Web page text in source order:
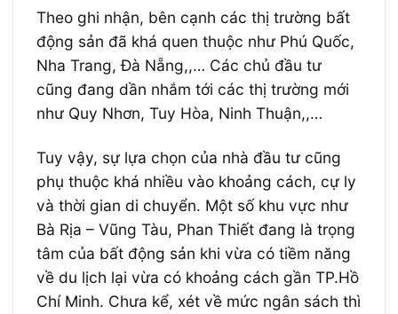
Theo ghi nhận, bên cạnh các thị trường bất
động sản đã khá quen thuộc như Phú Quốc,
Nha Trang, Đà Nẵng,,… Các chủ đầu tư
cũng đang dần nhắm tới các thị trường mới
như Quy Nhơn, Tuy Hòa, Ninh Thuận,,…
Tuy vậy, sự lựa chọn của nhà đầu tư cũng
phụ thuộc khá nhiều vào khoảng cách, cự ly
và thời gian di chuyển. Một số khu vực như
Bà Rịa – Vũng Tàu, Phan Thiết đang là trọng
tâm của bất động sản khi vừa có tiềm năng
về du lịch lại vừa có khoảng cách gần TP.Hồ
Chí Minh. Chưa kể, xét về mức ngân sách thì